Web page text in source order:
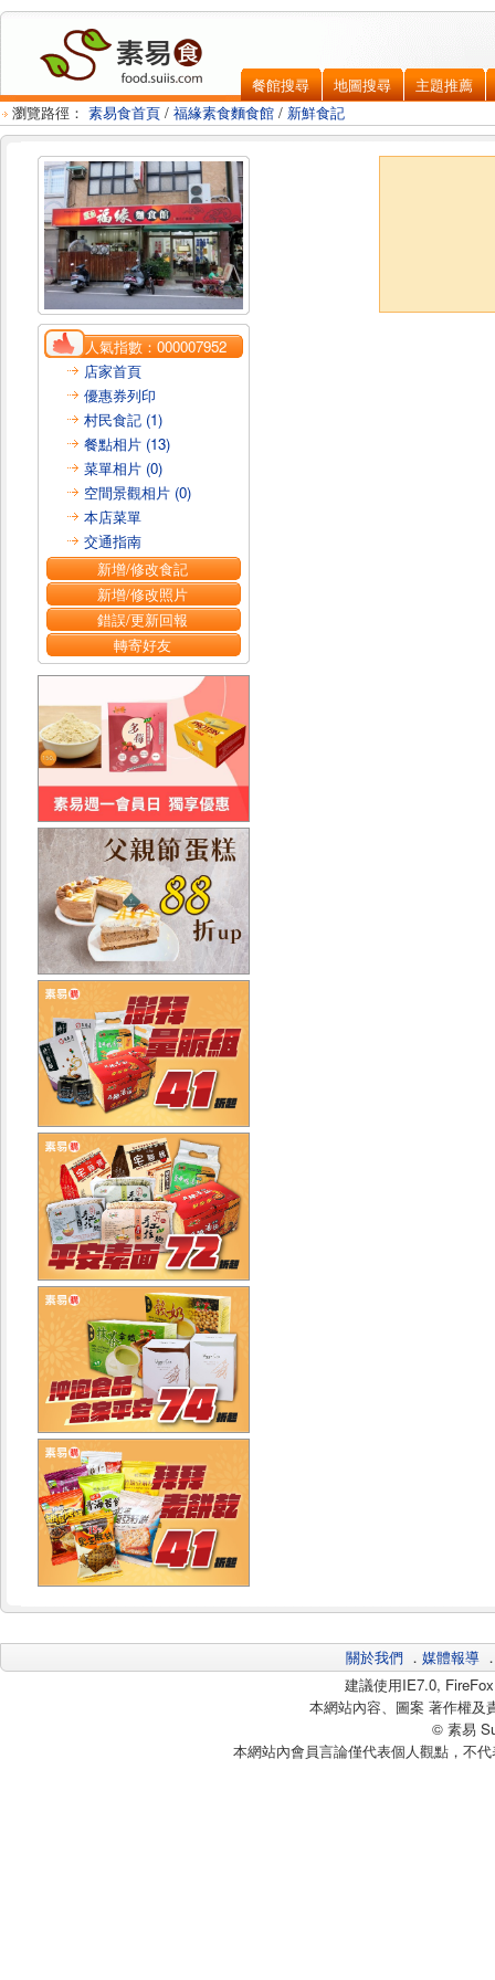
餐館搜尋 地圖搜尋
主題推薦
瀏覽路徑： 素易食首頁 / 福緣素食麵食館 / 新鮮食記
人氣指數：000007952
店家首頁
優惠券列印
村民食記 (1)
餐點相片 (13)
菜單相片 (0)
空間景觀相片 (0)
本店菜單
交通指南
新增/修改食記
新增/修改照片
錯誤/更新回報
轉寄好友
關於我們 ． 媒體報導
建議使用IE7.0,
本網站內容、圖案 著作權及
© 素易
本網站內會員言論僅代表個人觀點，不